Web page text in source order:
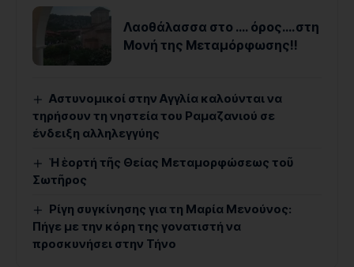
Λαοθάλασσα στο …. όρος….στη
Μονή της Μεταμόρφωσης!!
Αστυνομικοί στην Αγγλία καλούνται να
τηρήσουν τη νηστεία του Ραμαζανιού σε
ένδειξη αλληλεγγύης
Ἡ ἑορτή τῆς Θείας Μεταμορφώσεως τοῦ
Σωτῆρος
Ρίγη συγκίνησης για τη Μαρία Μενούνος:
Πήγε με την κόρη της γονατιστή να
προσκυνήσει στην Τήνο